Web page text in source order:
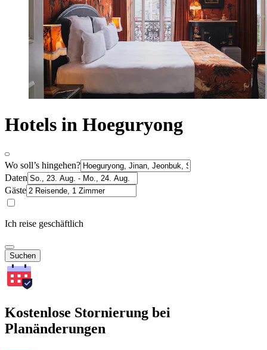
Hotels in Hoeguryong
Wo soll’s hingehen?
Daten
Gäste
Ich reise geschäftlich
Suchen
Kostenlose Stornierung bei
Planänderungen